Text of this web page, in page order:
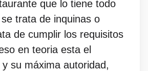
que lo tiene todo
trata de inquinas o
de cumplir los requisitos
en teoria esta el
su máxima autoridad,